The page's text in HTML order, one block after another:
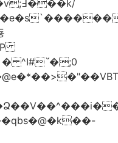
`������
^I#`́�;0